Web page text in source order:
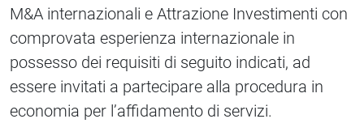
M&A internazionali e Attrazione Investimenti con
comprovata esperienza internazionale in
possesso dei requisiti di seguito indicati, ad
essere invitati a partecipare alla procedura in
economia per l’affidamento di servizi.